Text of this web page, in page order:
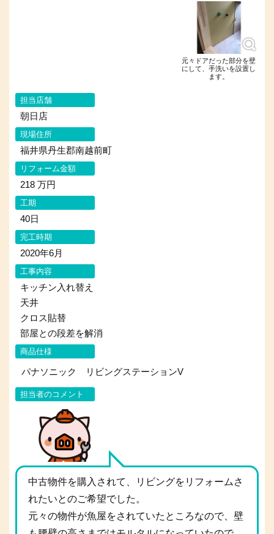
元々ドアだった部分を壁
にして、手洗いを設置し
ます。
担当店舗
朝日店
現場住所
福井県丹生郡南越前町
リフォーム金額
218 万円
工期
40日
完工時期
2020年6月
工事内容
キッチン入れ替え
天井
クロス貼替
部屋との段差を解消
商品仕様
パナソニック リビングステーションV
担当者のコメント
中古物件を購入されて、リビングをリフォームさ
れたいとのご希望でした。
元々の物件が魚屋をされていたところなので、壁